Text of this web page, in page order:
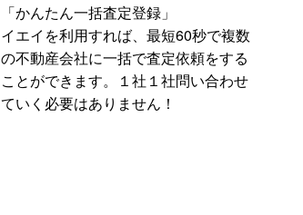
「かんたん一括査定登録」
イエイを利用すれば、最短60秒で複数
の不動産会社に一括で査定依頼をする
ことができます。１社１社問い合わせ
ていく必要はありません！